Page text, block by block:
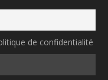
de confidentialité